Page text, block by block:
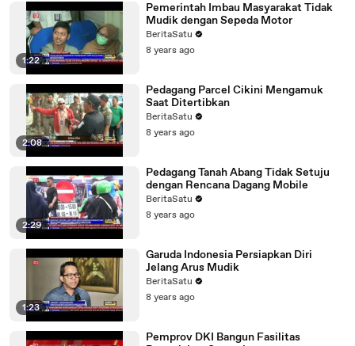
1:22
Pemerintah Imbau Masyarakat Tidak
Mudik dengan Sepeda Motor
BeritaSatu
8 years ago
2:08
Pedagang Parcel Cikini Mengamuk
Saat Ditertibkan
BeritaSatu
8 years ago
2:29
Pedagang Tanah Abang Tidak Setuju
dengan Rencana Dagang Mobile
BeritaSatu
8 years ago
1:23
Garuda Indonesia Persiapkan Diri
Jelang Arus Mudik
BeritaSatu
8 years ago
Pemprov DKI Bangun Fasilitas